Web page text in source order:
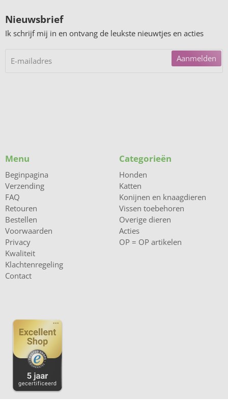
Nieuwsbrief
Ik schrijf mij in en ontvang de leukste nieuwtjes en acties
Aanmelden
Categorieën
Honden
Katten
Konijnen en knaagdieren
Vissen toebehoren
Overige dieren
Acties
OP = OP artikelen
Menu
Beginpagina
Verzending
FAQ
Retouren
Bestellen
Voorwaarden
Privacy
Kwaliteit
Klachtenregeling
Contact